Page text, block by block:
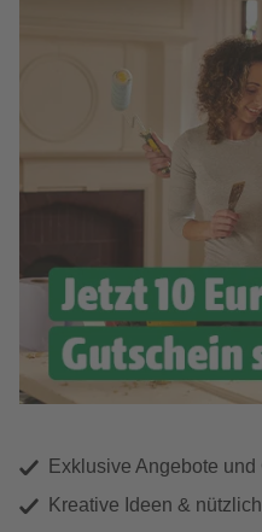
Exklusive Angebote
Kreative Ideen &